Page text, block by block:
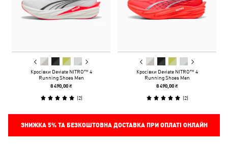
Кросівки Deviate NITRO™ 4
Running Shoes Men
8 490,00 ₴
(2)
Кросівки Deviate NITRO™ 4
Running Shoes Men
8 490,00 ₴
(2)
ЗНИЖКА 5%ТА БЕЗКОШТОВНА ДОСТАВКА ПРИ ОПЛАТІ ОНЛАЙН